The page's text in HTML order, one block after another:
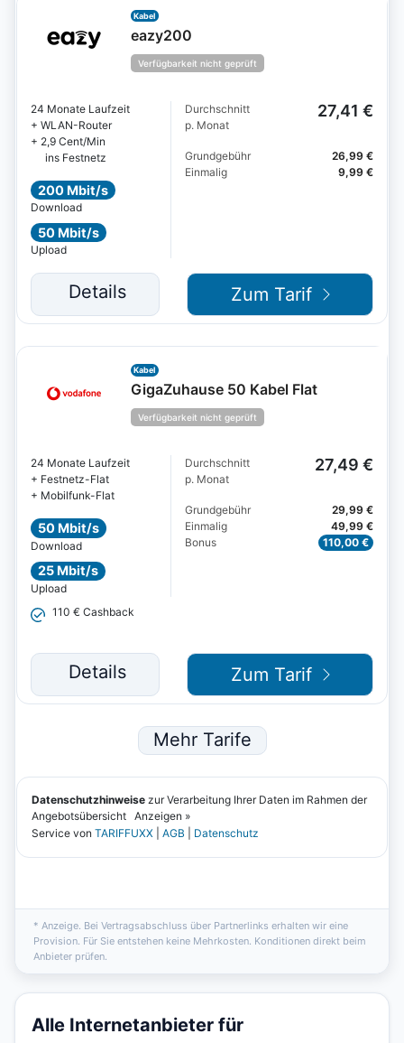
* Anzeige. Bei Vertragsabschluss über Partnerlinks erhalten wir eine
Provision. Für Sie entstehen keine Mehrkosten. Konditionen direkt beim
Anbieter prüfen.
Alle Internetanbieter für